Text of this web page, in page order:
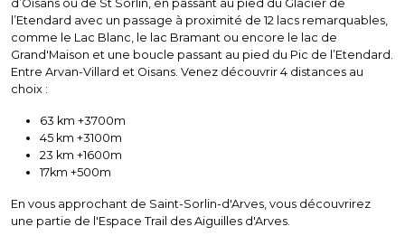
d’Oisans ou de St Sorlin, en passant au pied du Glacier de
l’Etendard avec un passage à proximité de 12 lacs remarquables,
comme le Lac Blanc, le lac Bramant ou encore le lac de
Grand'Maison et une boucle passant au pied du Pic de l’Etendard.
Entre Arvan-Villard et Oisans. Venez découvrir 4 distances au
choix :
63 km +3700m
45 km +3100m
23 km +1600m
17km +500m
En vous approchant de Saint-Sorlin-d'Arves, vous découvrirez
une partie de l'Espace Trail des Aiguilles d'Arves.